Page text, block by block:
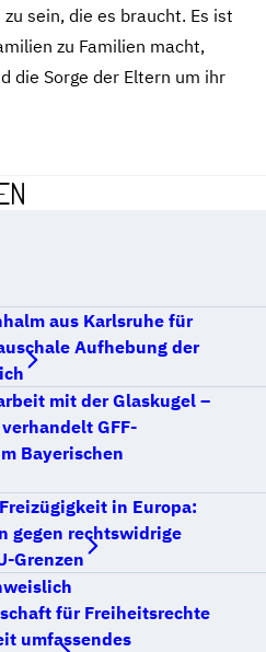
sein, die es braucht. Es ist
zu Familien macht,
die Sorge der Eltern um ihr
aus Karlsruhe für
Aufhebung der
mit der Glaskugel –
GFF-
Bayerischen
in Europa:
gegen rechtswidrige
Grenzen
für Freiheitsrechte
umfassendes